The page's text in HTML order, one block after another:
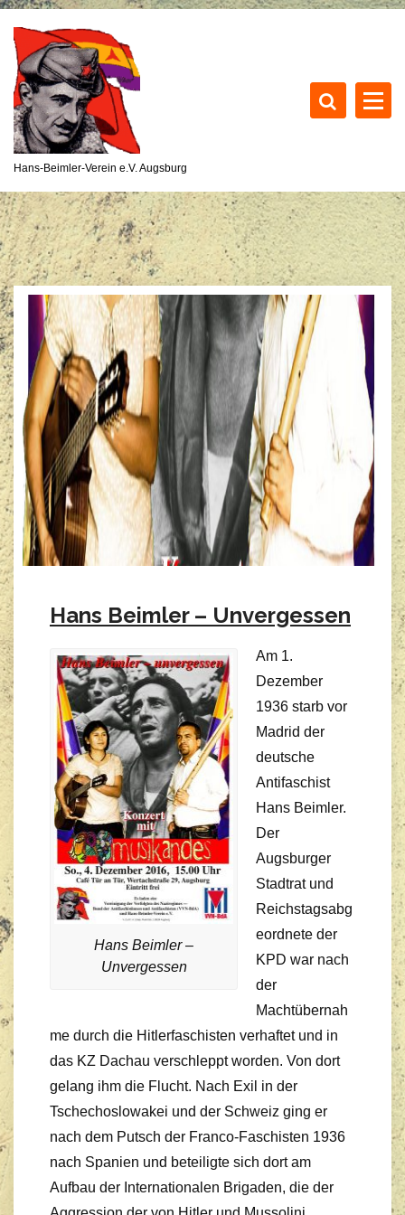
S
t
e
n
t
Hans-Beimler-Verein e.V. Augsburg
Hans Beimler – Unvergessen
Hans Beimler –
Unvergessen
Am 1.
Dezember
1936 starb vor
Madrid der
deutsche
Antifaschist
Hans Beimler.
Der
Augsburger
Stadtrat und
Reichstagsabg
eordnete der
KPD war nach
der
Machtübernah
me durch die Hitlerfaschisten verhaftet und in
das KZ Dachau verschleppt worden. Von dort
gelang ihm die Flucht. Nach Exil in der
Tschechoslowakei und der Schweiz ging er
nach dem Putsch der Franco-Faschisten 1936
nach Spanien und beteiligte sich dort am
Aufbau der Internationalen Brigaden, die der